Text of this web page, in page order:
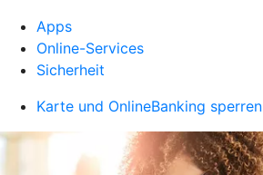
Apps
Online-Services
Sicherheit
Karte und OnlineBanking sperren